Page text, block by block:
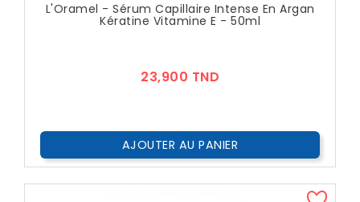
L'Oramel - Sérum Capillaire Intense En Argan
Kératine Vitamine E - 50ml
23,900 TND
AJOUTER AU PANIER